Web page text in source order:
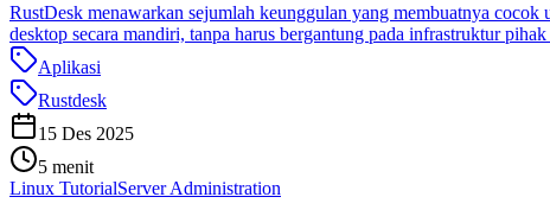
RustDesk menawarkan sejumlah keunggulan yang membuatnya
desktop secara mandiri, tanpa harus bergantung pada infrastruktur
Aplikasi
Rustdesk
15 Des 2025
5 menit
Linux TutorialServer Administration